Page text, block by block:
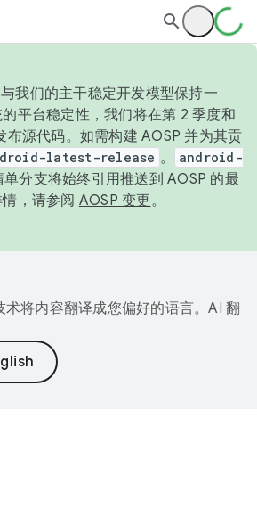
我们的主干稳定开发模型保持一
平台稳定性，我们将在第 2 季度和
布源代码。如需构建 AOSP 并为其贡
latest-release 。
android-
单分支将始终引用推送到 AOSP 的最
，请参阅 AOSP 变更。
将内容翻译成您偏好的语言。AI 翻